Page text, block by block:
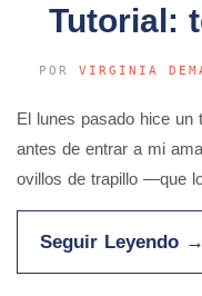
Tutorial:
POR VIRGINIA
El lunes pasado hice un
antes de entrar a mi
ovillos de trapillo —que
Seguir Leyendo →